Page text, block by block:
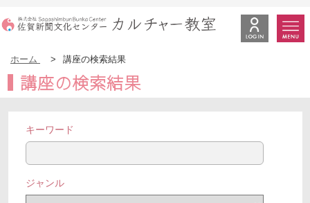
ホーム > 講座の検索結果
講座の検索結果
キーワード
ジャンル